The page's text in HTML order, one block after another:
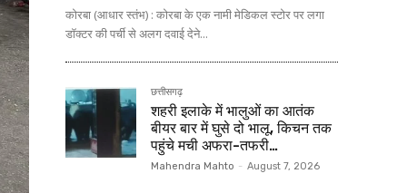
कोरबा (आधार स्तंभ) : कोरबा के एक नामी मेडिकल स्टोर पर लगा
डॉक्टर की पर्ची से अलग दवाई देने...
छत्तीसगढ़
शहरी इलाके में भालुओं का आतंक
बीयर बार में घुसे दो भालू, किचन तक
पहुंचे मची अफरा-तफरी…
Mahendra Mahto - August 7, 2026